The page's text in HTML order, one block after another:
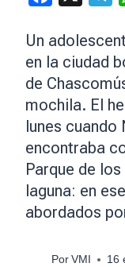
Un
en la ciudad
de
mochila. El
lunes
encontraba
Parque de
laguna: en
abordados
Por VMI 16